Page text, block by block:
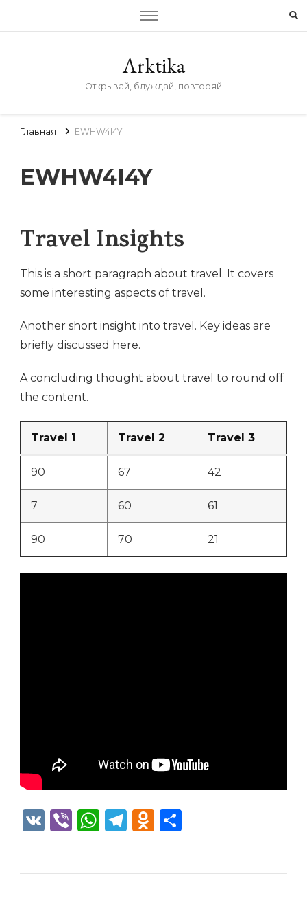
Arktika
Открывай, блуждай, повторяй
Главная EWHW4I4Y
EWHW4I4Y
Travel Insights
This is a short paragraph about travel. It covers
some interesting aspects of travel.
Another short insight into travel. Key ideas are
briefly discussed here.
A concluding thought about travel to round off
the content.
Travel 1 Travel 2 Travel 3
90 67 42
7 60 61
90 70 21
VK ViberWhatsApp
Telegram
Odnoklassniki